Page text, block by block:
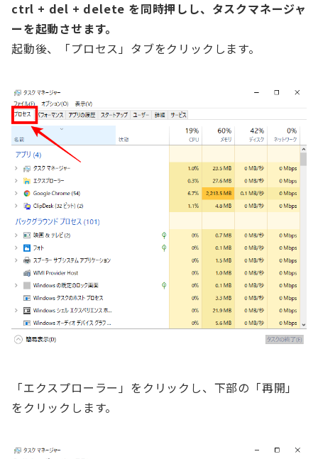
ctrl + del + delete を同時押しし、タスクマネージャ
ーを起動させます。
起動後、「プロセス」タブをクリックします。
「エクスプローラー」をクリックし、下部の「再開」
をクリックします。